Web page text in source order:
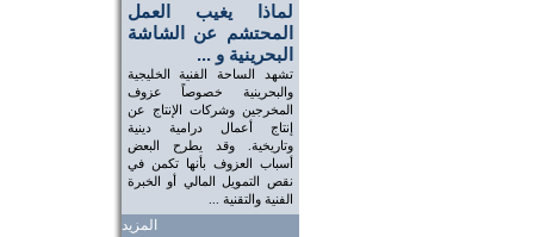
لماذا يغيب العمل
المحتشم عن الشاشة
البحرينية و ...
تشهد الساحة الفنية الخليجية
والبحرينية خصوصاً عزوف
المخرجين وشركات الإنتاج عن
إنتاج أعمال درامية دينية
وتاريخية. وقد يطرح البعض
أسباب العزوف بأنها تكمن في
نقص التمويل المالي أو الخبرة
الفنية والتقنية ...
المزيد